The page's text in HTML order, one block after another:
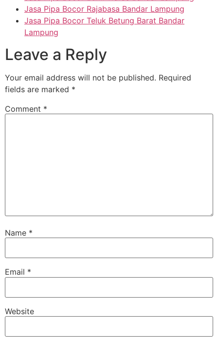
Jasa Pipa Bocor Rajabasa Bandar Lampung
Jasa Pipa Bocor Teluk Betung Barat Bandar
Lampung
Leave a Reply
Your email address will not be published. Required
fields are marked *
Comment *
Name *
Email *
Website